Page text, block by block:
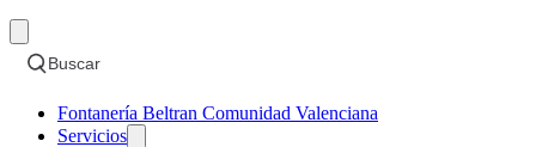
Buscar
Fontanería Beltran Comunidad Valenciana
Servicios